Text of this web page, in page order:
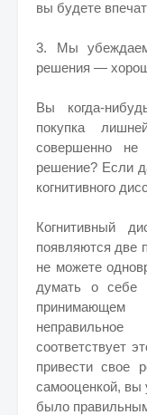
вы будете
3. Мы
решения —
Вы когда-
покупка
совершенно
решение? Если
когнитивного
Когнитивный
появляются две
не можете
думать о себе
соответствует
привести свое
самооценкой, вы
было